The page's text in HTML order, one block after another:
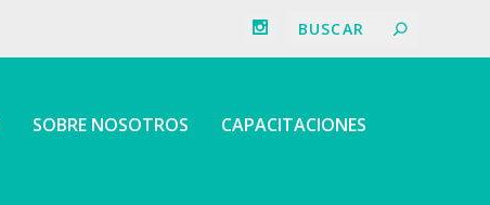
SOBRE NOSOTROS CAPACITACIONES